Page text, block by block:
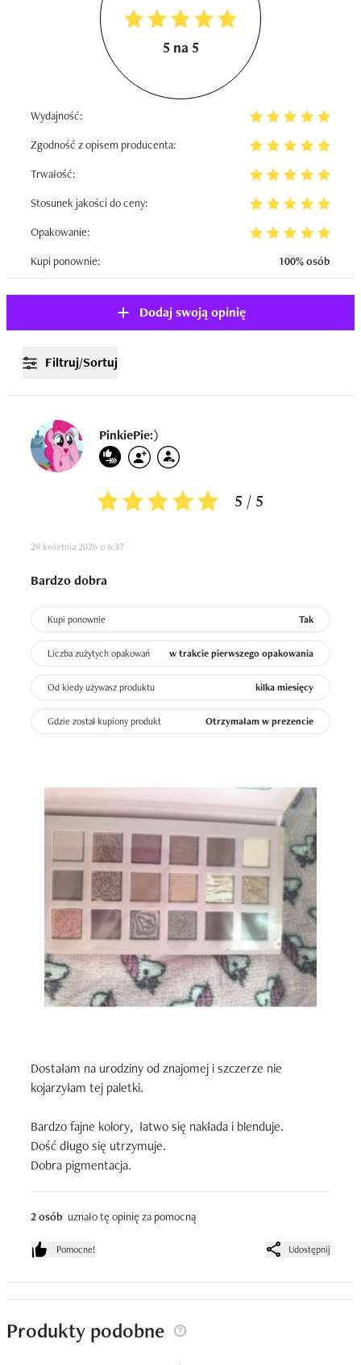
5 na 5
Wydajność:
Zgodność z opisem producenta:
Trwałość:
Stosunek jakości do ceny:
Opakowanie:
Kupi ponownie:
100% osób
Dodaj swoją opinię
Filtruj/Sortuj
PinkiePie:)
5 / 5
29 kwietnia 2026 o 6:37
Bardzo dobra
Kupi ponownie Tak
Liczba zużytych opakowań w trakcie pierwszego opakowania
Od kiedy używasz produktu kilka miesięcy
Gdzie został kupiony produkt Otrzymałam w prezencie
Dostałam na urodziny od znajomej i szczerze nie
kojarzyłam tej paletki.
Bardzo fajne kolory,  łatwo się nakłada i blenduje.
Dość długo się utrzymuje.
Dobra pigmentacja.
2 osób uznało tę opinię za pomocną
Pomocne! Udostępnij
Produkty podobne